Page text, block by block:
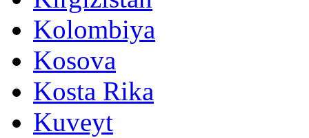
Kolombiya
Kosova
Kosta Rika
Kuveyt